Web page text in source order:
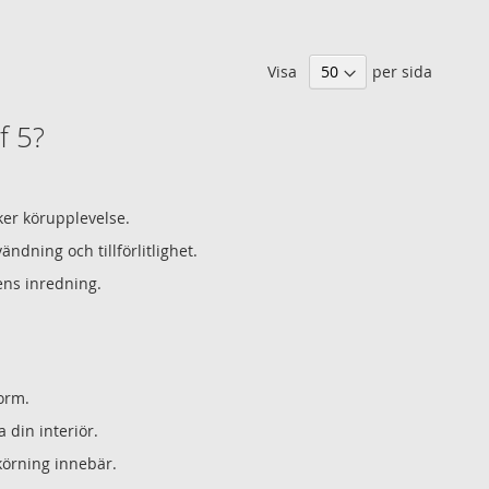
Visa per sida
5?
körupplevelse.
och tillförlitlighet.
inredning.
din interiör.
innebär.